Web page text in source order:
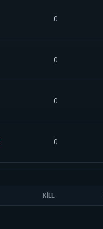
0
0
0
0
KILL